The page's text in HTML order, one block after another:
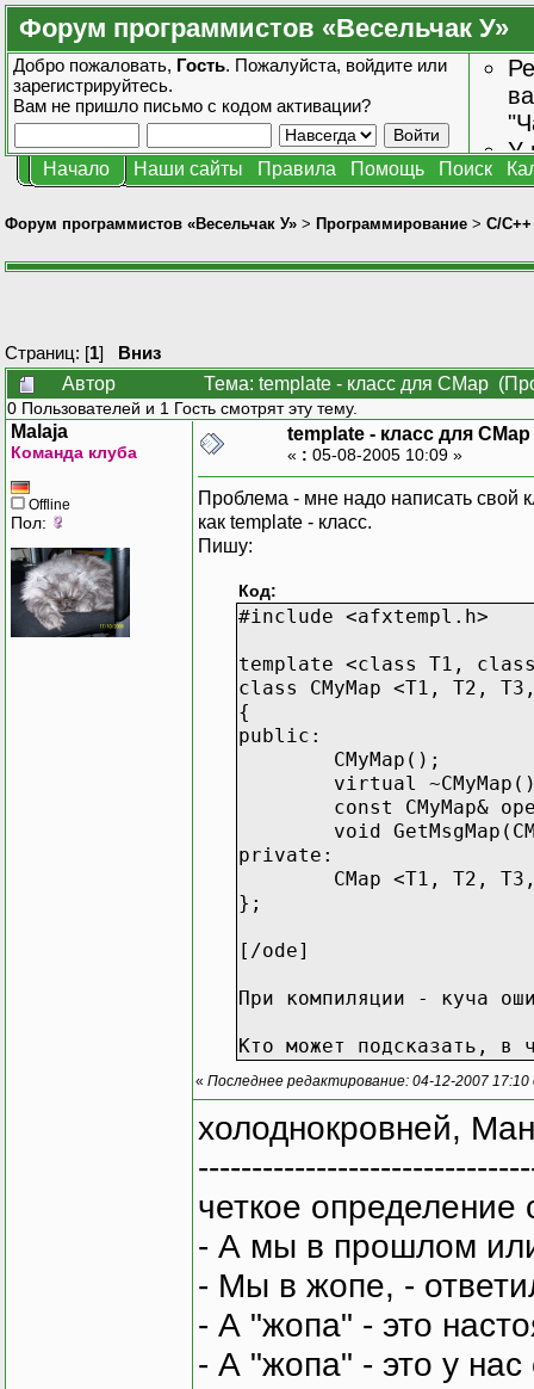
Форум программистов «Весельчак У»
Добро пожаловать, Гость. Пожалуйста, войдите или
зарегистрируйтесь.
Вам не пришло письмо с кодом активации?
У
Начало Наши сайты Правила Помощь Поиск
Форум программистов «Весельчак У» > Программирование > C/C++
Страниц: [1] Вниз
Автор
Тема: template - класс для CMap
0 Пользователей и 1 Гость смотрят эту тему.
Malaja
Команда клуба
Offline
Пол:
template - класс для CMap
« : 05-08-2005 10:09 »
Проблема - мне надо написать свой
как template - класс.
Пишу:
Код:
#include <afxtempl.h>
template <class T1,
class CMyMap <T1, T2,
{
public:
CMyMap();
virtual
const CMyMap&
void
private:
CMap <T1, T2, T3,
};
[/ode]
При компиляции - куча
Кто может подсказать, в
« Последнее редактирование: 04-12-2007
холоднокровней,
четкое
- А мы в прошлом
- Мы в жопе, -
- А "жопа" - это
- А "жопа" - это у